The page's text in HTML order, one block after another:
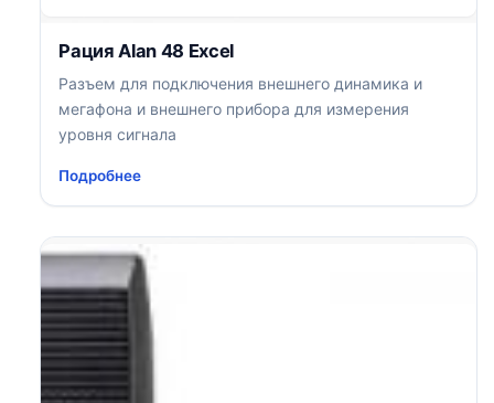
Рация Alan 48 Excel
Разъем для подключения внешнего динамика и
мегафона и внешнего прибора для измерения
уровня сигнала
Подробнее